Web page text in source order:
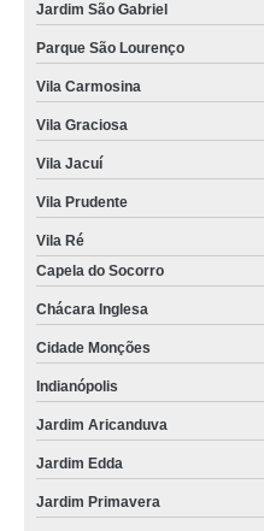
Jardim São Gabriel
Parque São Lourenço
Vila Carmosina
Vila Graciosa
Vila Jacuí
Vila Prudente
Vila Ré
Capela do Socorro
Chácara Inglesa
Cidade Monções
Indianópolis
Jardim Aricanduva
Jardim Edda
Jardim Primavera